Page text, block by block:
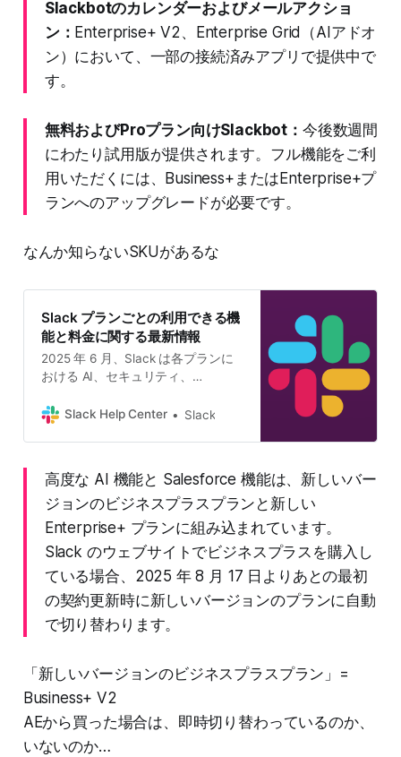
Slackbotのカレンダーおよびメールアクショ
ン： Enterprise+ V2、Enterprise Grid（AIアドオ
ン）において、一部の接続済みアプリで提供中で
す。
無料およびProプラン向けSlackbot： 今後数週間
にわたり試用版が提供されます。フル機能をご利
用いただくには、Business+またはEnterprise+プ
ランへのアップグレードが必要です。
なんか知らないSKUがあるな
Slack プランごとの利用できる機
能と料金に関する最新情報
2025 年 6 月、Slack は各プランに
おける AI、セキュリティ、
する Slack プランへの今後の一連の
Slack Help Center Slack
高度な AI 機能と Salesforce 機能は、新しいバー
ジョンのビジネスプラスプランと新しい
Enterprise+ プランに組み込まれています。
Slack のウェブサイトでビジネスプラスを購入し
ている場合、2025 年 8 月 17 日よりあとの最初
の契約更新時に新しいバージョンのプランに自動
で切り替わります。
「新しいバージョンのビジネスプラスプラン」=
Business+ V2
AEから買った場合は、即時切り替わっているのか、
いないのか…